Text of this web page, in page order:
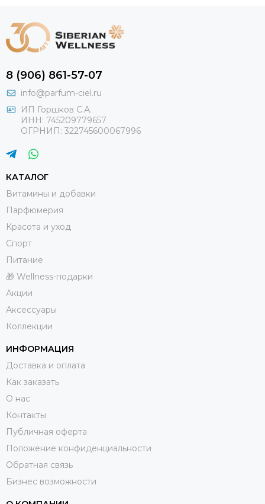
8 (906) 861-57-07
info@parfum-ciel.ru
ИП Горшков С.А.
ИНН: 745209779657
ОГРНИП: 322745600067996
КАТАЛОГ
Витамины и добавки
Парфюмерия
Красота и уход
Спорт
Питание
🎁 Wellness-подарки
Акции
Аксессуары
Коллекции
ИНФОРМАЦИЯ
Доставка и оплата
Как заказать
О нас
Контакты
Публичная оферта
Положение конфиденциальности
Обратная связь
Бизнес возможности